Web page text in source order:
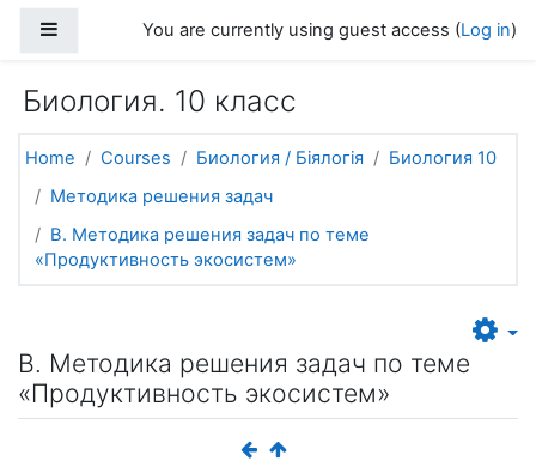
Side panelYou are currently using guest access (Log in)
Биология. 10 класс
Home Courses Биология / Біялогія
Биология 10
Методика решения задач
В. Методика решения задач по теме
«Продуктивность экосистем»
В. Методика решения задач по теме
«Продуктивность экосистем»